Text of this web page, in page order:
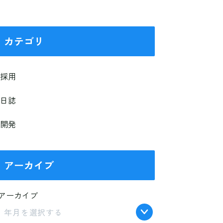
カテゴリ
採用
日誌
開発
アーカイブ
ーカイブ
年月を選択する